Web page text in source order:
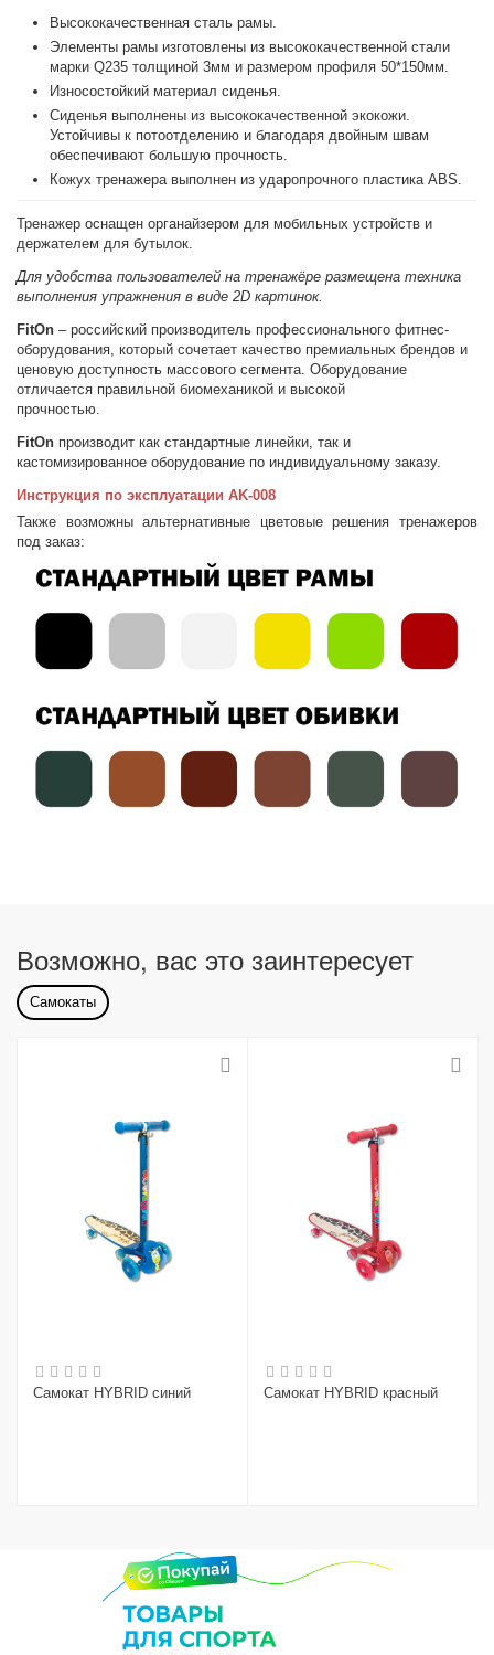
Высококачественная сталь рамы.
Элементы рамы изготовлены из высококачественной стали
марки Q235 толщиной 3мм и размером профиля 50*150мм.
Износостойкий материал сиденья.
Сиденья выполнены из высококачественной экокожи.
Устойчивы к потоотделению и благодаря двойным швам
обеспечивают большую прочность.
Кожух тренажера выполнен из ударопрочного пластика ABS.
Тренажер оснащен органайзером для мобильных устройств и
держателем для бутылок.
Для удобства пользователей на тренажёре размещена техника
выполнения упражнения в виде 2D картинок.
FitOn– российский производитель профессионального фитнес-
оборудования, который сочетает качество премиальных брендов и
ценовую доступность массового сегмента. Оборудование
отличается правильной биомеханикой и высокой
прочностью.
FitOn производит как стандартные линейки, так и
кастомизированное оборудование по индивидуальному заказу.
Инструкция по эксплуатации AK-008
Также возможны альтернативные цветовые решения тренажеров
под заказ:
Возможно, вас это заинтересует
Самокаты
Самокат HYBRID синий Самокат HYBRID красный